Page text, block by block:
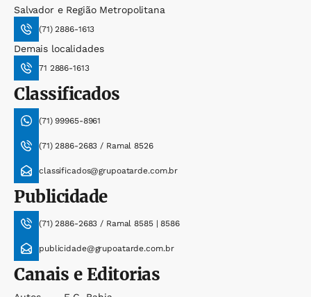
Salvador e Região Metropolitana
(71) 2886-1613
Demais localidades
71 2886-1613
Classificados
(71) 99965-8961
(71) 2886-2683 / Ramal 8526
classificados@grupoatarde.com.br
Publicidade
(71) 2886-2683 / Ramal 8585 | 8586
publicidade@grupoatarde.com.br
Canais e Editorias